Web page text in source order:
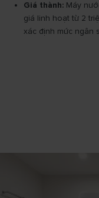
Giá thành: Máy
giá linh hoạt từ 2
xác định mức ngân